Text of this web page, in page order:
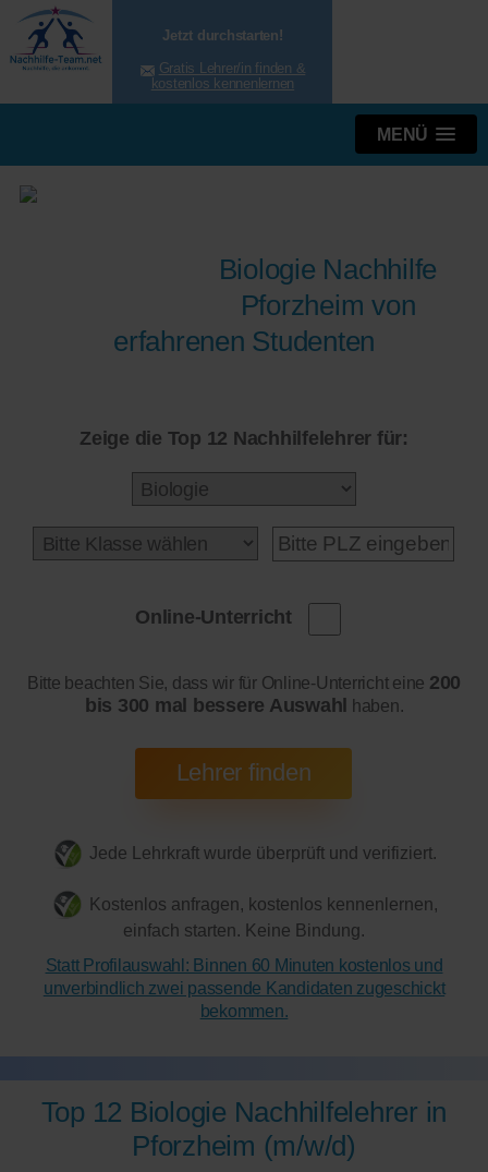
Jetzt durchstarten!
Gratis Lehrer/in finden &
kostenlos kennenlernen
MENÜ
Biologie Nachhilfe
Pforzheim von
erfahrenen Studenten
Zeige die Top 12 Nachhilfelehrer für:
Online-Unterricht
Bitte beachten Sie, dass wir für Online-Unterricht eine 200
bis 300 mal bessere Auswahl haben.
Jede Lehrkraft wurde überprüft und verifiziert.
Kostenlos anfragen, kostenlos kennenlernen,
einfach starten. Keine Bindung.
Statt Profilauswahl: Binnen 60 Minuten kostenlos und
unverbindlich zwei passende Kandidaten zugeschickt
bekommen.
Top 12 Biologie Nachhilfelehrer in
Pforzheim (m/w/d)